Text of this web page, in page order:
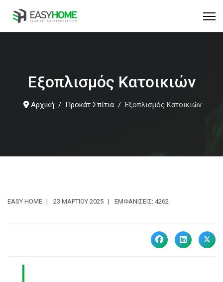
Εξοπλισμός Κατοικιών
Αρχική Προκάτ Σπίτια Εξοπλισμός Κατοικιών
EASY HOME 23 ΜΑΡΤΊΟΥ 2025 ΕΜΦΑΝΊΣΕΙΣ: 4262